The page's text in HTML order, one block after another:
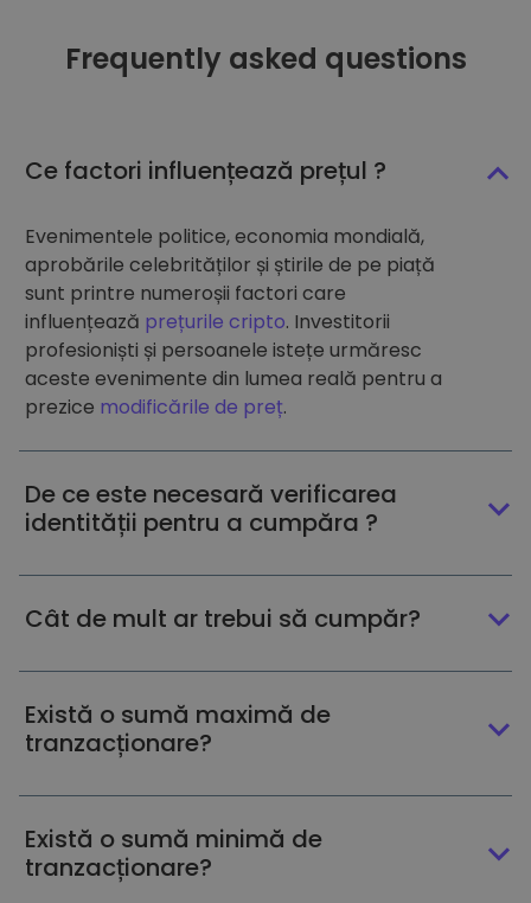
Frequently asked questions
Ce factori influențează prețul ?
Evenimentele politice, economia mondială,
aprobările celebrităților și știrile de pe piață
sunt printre numeroșii factori care
influențează prețurile cripto. Investitorii
profesioniști și persoanele istețe urmăresc
aceste evenimente din lumea reală pentru a
prezice modificările de preț.
De ce este necesară verificarea
identității pentru a cumpăra ?
Cât de mult ar trebui să cumpăr?
Există o sumă maximă de
tranzacționare?
Există o sumă minimă de
tranzacționare?